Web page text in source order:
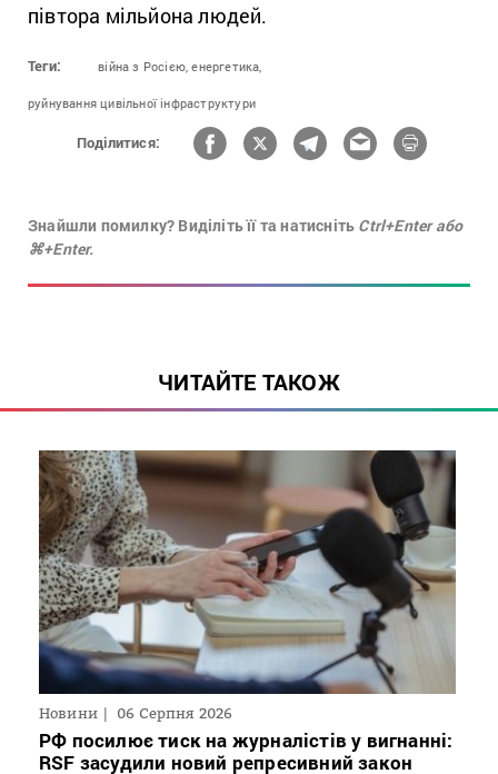
півтора мільйона людей.
Теги: війна з Росією, енергетика,
руйнування цивільної інфраструктури
Поділитися:
Знайшли помилку? Виділіть її та натисніть Ctrl+Enter або
⌘+Enter.
ЧИТАЙТЕ ТАКОЖ
Новини 06 Серпня 2026
РФ посилює тиск на журналістів у вигнанні:
RSF засудили новий репресивний закон